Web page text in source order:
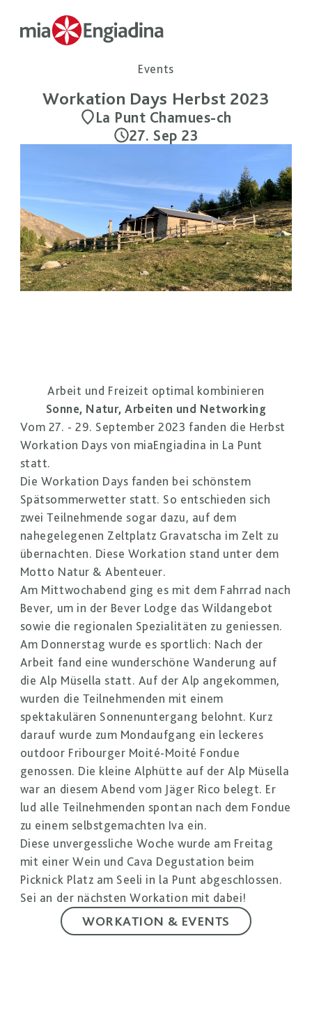
Events
Workation Days Herbst 2023
La Punt Chamues-ch
27. Sep 23
Arbeit und Freizeit optimal kombinieren
Sonne, Natur, Arbeiten und Networking
Vom 27. - 29. September 2023 fanden die Herbst
Workation Days von miaEngiadina in La Punt
statt.
Die Workation Days fanden bei schönstem
Spätsommerwetter statt. So entschieden sich
zwei Teilnehmende sogar dazu, auf dem
nahegelegenen Zeltplatz Gravatscha im Zelt zu
übernachten. Diese Workation stand unter dem
Motto Natur & Abenteuer.
Am Mittwochabend ging es mit dem Fahrrad nach
Bever, um in der Bever Lodge das Wildangebot
sowie die regionalen Spezialitäten zu geniessen.
Am Donnerstag wurde es sportlich: Nach der
Arbeit fand eine wunderschöne Wanderung auf
die Alp Müsella statt. Auf der Alp angekommen,
wurden die Teilnehmenden mit einem
spektakulären Sonnenuntergang belohnt. Kurz
darauf wurde zum Mondaufgang ein leckeres
outdoor Fribourger Moité-Moité Fondue
genossen. Die kleine Alphütte auf der Alp Müsella
war an diesem Abend vom Jäger Rico belegt. Er
lud alle Teilnehmenden spontan nach dem Fondue
zu einem selbstgemachten Iva ein.
Diese unvergessliche Woche wurde am Freitag
mit einer Wein und Cava Degustation beim
Picknick Platz am Seeli in la Punt abgeschlossen.
Sei an der nächsten Workation mit dabei!
WORKATION & EVENTS